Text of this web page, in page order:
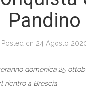
Pandino
Posted on 24 Agosto
domenica 25
rientro a Brescia